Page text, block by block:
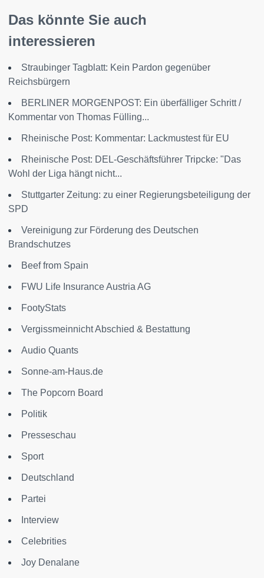
Das könnte Sie auch
interessieren
Straubinger Tagblatt: Kein Pardon gegenüber
Reichsbürgern
BERLINER MORGENPOST: Ein überfälliger Schritt /
Kommentar von Thomas Fülling...
Rheinische Post: Kommentar: Lackmustest für EU
Rheinische Post: DEL-Geschäftsführer Tripcke: "Das
Wohl der Liga hängt nicht...
Stuttgarter Zeitung: zu einer Regierungsbeteiligung der
SPD
Vereinigung zur Förderung des Deutschen
Brandschutzes
Beef from Spain
FWU Life Insurance Austria AG
FootyStats
Vergissmeinnicht Abschied & Bestattung
Audio Quants
Sonne-am-Haus.de
The Popcorn Board
Politik
Presseschau
Sport
Deutschland
Partei
Interview
Celebrities
Joy Denalane